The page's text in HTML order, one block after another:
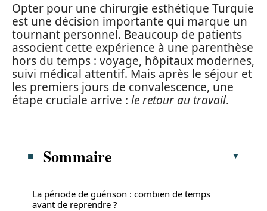
Opter pour une chirurgie esthétique Turquie
est une décision importante qui marque un
tournant personnel. Beaucoup de patients
associent cette expérience à une parenthèse
hors du temps : voyage, hôpitaux modernes,
suivi médical attentif. Mais après le séjour et
les premiers jours de convalescence, une
étape cruciale arrive : le retour au travail.
Sommaire
La période de guérison : combien de temps
avant de reprendre ?